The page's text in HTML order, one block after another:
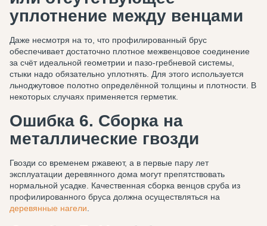
уплотнение между венцами
Даже несмотря на то, что профилированный брус
обеспечивает достаточно плотное межвенцовое соединение
за счёт идеальной геометрии и пазо-гребневой системы,
стыки надо обязательно уплотнять. Для этого используется
льноджутовое полотно определённой толщины и плотности. В
некоторых случаях применяется герметик.
Ошибка 6. Сборка на
металлические гвозди
Гвозди со временем ржавеют, а в первые пару лет
эксплуатации деревянного дома могут препятствовать
нормальной усадке. Качественная сборка венцов сруба из
профилированного бруса должна осуществляться на
деревянные нагели